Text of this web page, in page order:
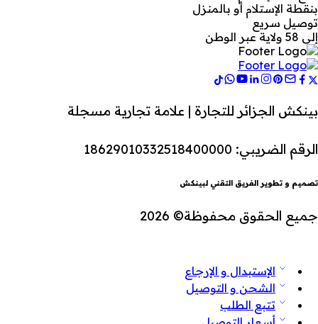
بنقطة الإستلام أو بالمنزل
توصيل سريع
إلى 58 ولاية عبر الوطن
بينكش الجزائر للتجارة | علامة تجارية مسجلة
الرقم الضريبي: 18629010332518400000
تصميم و تطوير الفريق التقني لبينكش
جميع الحقوق محفوظة© 2026
الإستبدال و الإرجاع
الشحن و التوصيل
تتبع الطلب